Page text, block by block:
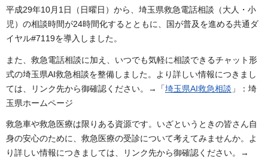
平成29年10月1日（日曜日）から、埼玉県救急電話相談（大人・小
児）の相談時間が24時間化するとともに、国が普及を進める共通ダ
イヤル#7119を導入しました。
また、救急電話相談に加え、いつでも気軽に相談できるチャット形
式の埼玉県AI救急相談を整備しました。より詳しい情報につきまし
ては、リンク先から御確認ください。→「埼玉県AI救急相談 」：埼
玉県ホームページ
救急車や救急医療は限りある資源です。いざというときの皆さん自
身の安心のために、救急医療の受診について考えてみませんか。よ
り詳しい情報につきましては、リンク先から御確認ください。→